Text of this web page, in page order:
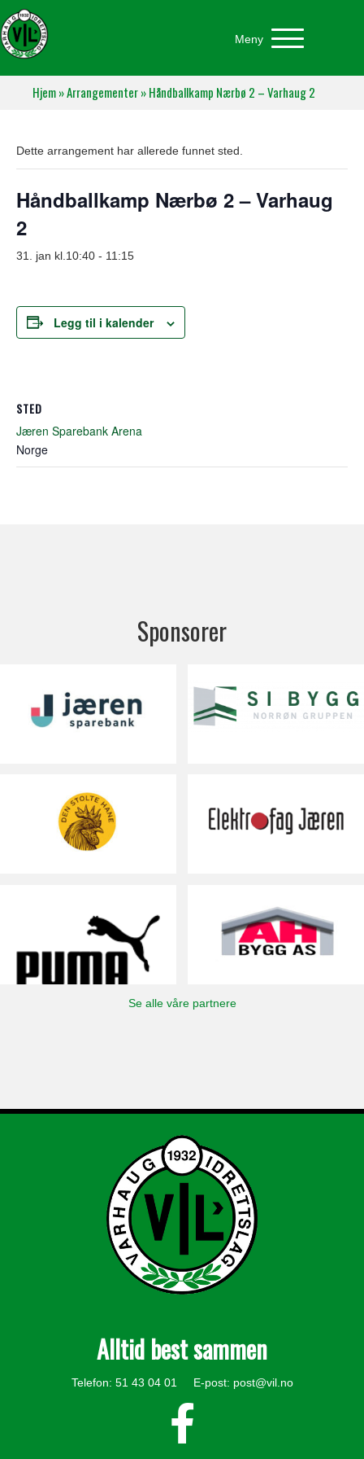
Meny
Hjem»Arrangementer»Håndballkamp Nærbø 2 – Varhaug 2
Dette arrangement har allerede funnet sted.
Håndballkamp Nærbø 2 – Varhaug
2
31. jan kl.10:40 - 11:15
Legg til i kalender
STED
Jæren Sparebank Arena
Norge
Sponsorer
Se alle våre partnere
Alltid best sammen
Telefon: 51 43 04 01 E-post: post@vil.no